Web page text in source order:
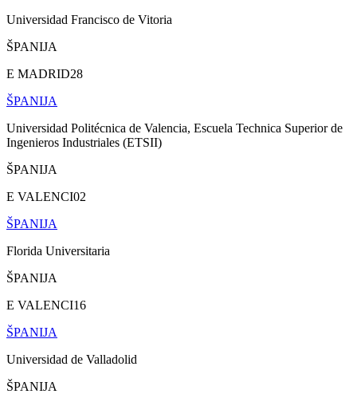
Universidad Francisco de Vitoria
ŠPANIJA
E MADRID28
ŠPANIJA
Universidad Politécnica de Valencia, Escuela Technica Superior de
Ingenieros Industriales (ETSII)
ŠPANIJA
E VALENCI02
ŠPANIJA
Florida Universitaria
ŠPANIJA
E VALENCI16
ŠPANIJA
Universidad de Valladolid
ŠPANIJA